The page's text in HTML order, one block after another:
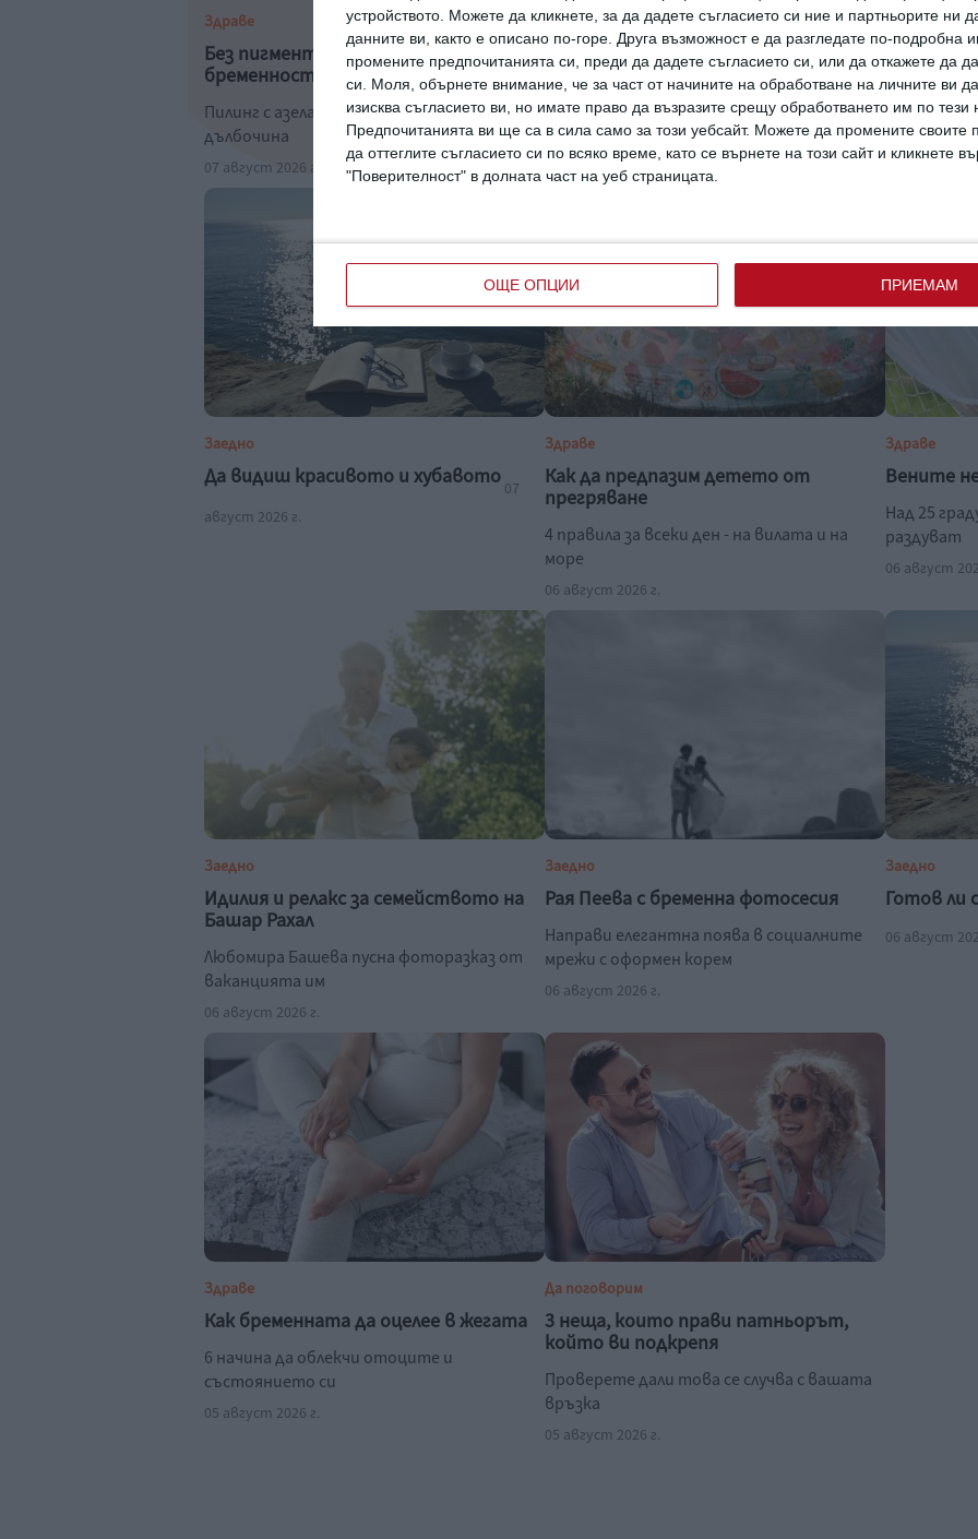
устройството. Можете да кликнете, за да дадете съгласието си ние и партньорите ни
данните ви, както е описано по-горе. Друга възможност е да разгледате по-подробна
промените предпочитанията си, преди да дадете съгласието си, или да откажете да
си.
Моля, обърнете внимание, че за част от начините на обработване на личните ви
изисква съгласието ви, но имате право да възразите срещу обработването им по тези
Предпочитанията ви ще са в сила само за този уебсайт. Можете да промените своите
да оттеглите съгласието си по всяко време, като се върнете на този сайт и кликнете
"Поверителност" в долната част на уеб страницата.
ОЩЕ ОПЦИИ ПРИЕМАМ
Здраве
Без пигментни петна през
бременността
Пилинг с азелаинова киселина ги чисти в
дълбочина
07 август 2026 г.
Заедно
Чиния с пръжки събира Асен
Блатечки с любовта на живота му
Актьорът разказа как комично са се
запознали
07 август 2026 г.
Здраве
Как
5 основни
добре да
07 август
Заедно
Да видиш красивото и хубавото 07
август 2026 г.
Здраве
Как да предпазим детето от
прегряване
4 правила за всеки ден - на вилата и на
море
06 август 2026 г.
Здраве
Вените
Над 25
раздуват
06 август
Заедно
Идилия и релакс за семейството на
Башар Рахал
Любомира Башева пусна фоторазказ от
ваканцията им
06 август 2026 г.
Заедно
Рая Пеева с бременна фотосесия
Направи елегантна поява в социалните
мрежи с оформен корем
06 август 2026 г.
Заедно
Готов ли
06 август
Здраве
Как бременната да оцелее в жегата
6 начина да облекчи отоците и
състоянието си
05 август 2026 г.
Да поговорим
3 неща, които прави патньорът,
който ви подкрепя
Проверете дали това се случва с вашата
връзка
05 август 2026 г.